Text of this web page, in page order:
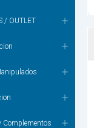
/ OUTLET
Complementos